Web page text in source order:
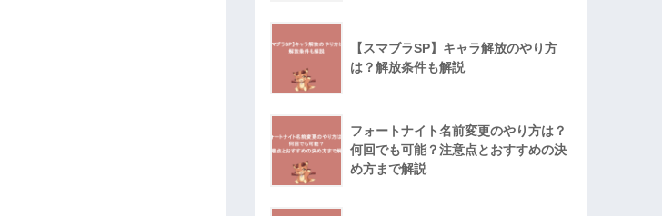
【スマブラSP】キャラ解放のやり方
は？解放条件も解説
フォートナイト名前変更のやり方は？
何回でも可能？注意点とおすすめの決
め方まで解説